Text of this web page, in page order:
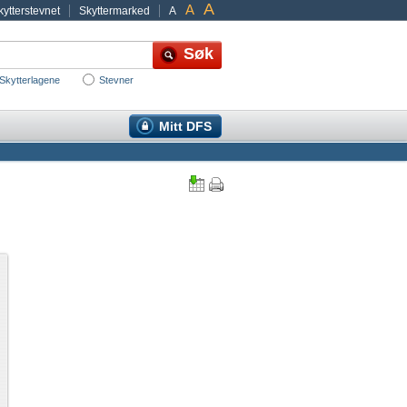
A A A
Skyttermarked
Skytterlagene Stevner
Mitt DFS